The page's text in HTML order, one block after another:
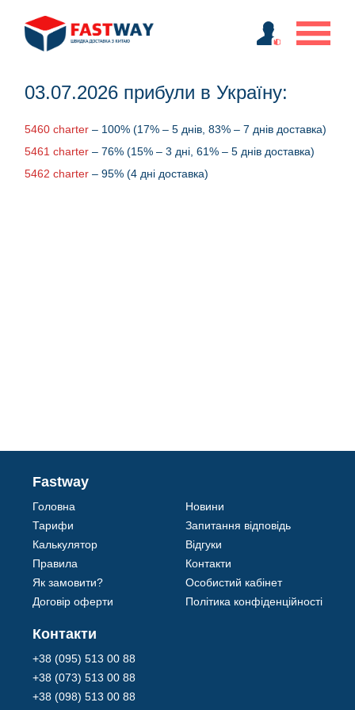
03.07.2026 прибули в Україну:
5460 charter – 100% (17% – 5 днів, 83% – 7 днів доставка)
5461 charter – 76% (15% – 3 дні, 61% – 5 днів доставка)
5462 charter – 95% (4 дні доставка)
Fastway
Головна
Тарифи
Калькулятор
Правила
Як замовити?
Договір оферти
Новини
Запитання відповідь
Відгуки
Контакти
Особистий кабінет
Політика конфіденційності
Контакти
+38 (095) 513 00 88
+38 (073) 513 00 88
+38 (098) 513 00 88